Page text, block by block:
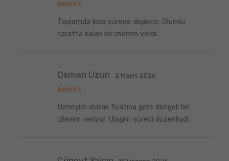
üzerinden
5
oy aldı
Toplamda kısa sürede alışılıyor. Olumlu
tarafta kalan bir izlenim verdi.
üzerinden
5
oy aldı
Osman Uzun 2 Mayıs 2026
Deneyim olarak fiyatına göre dengeli bir
izlenim veriyor. Ulaşım süreci düzenliydi.